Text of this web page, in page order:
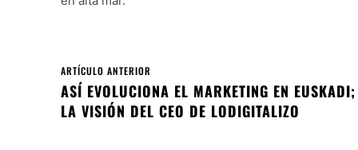
ARTÍCULO ANTERIOR
ASÍ EVOLUCIONA EL MARKETING EN EUSKADI;
LA VISIÓN DEL CEO DE LODIGITALIZO